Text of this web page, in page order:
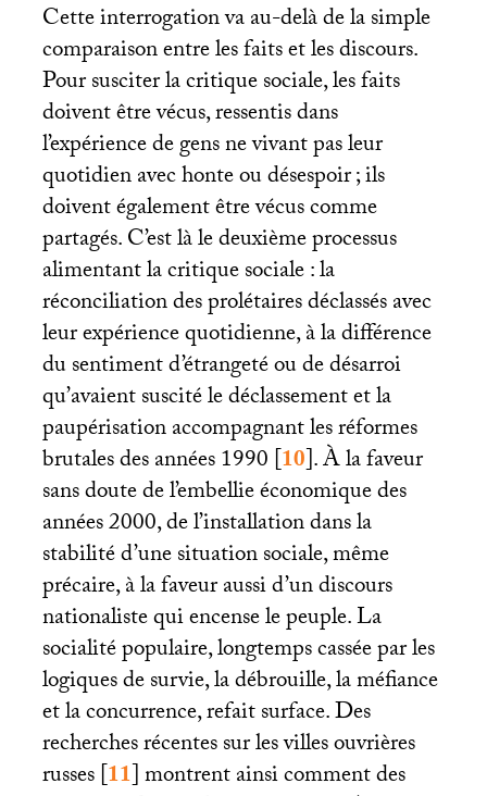
Cette interrogation va au-delà de la simple
comparaison entre les faits et les discours.
Pour susciter la critique sociale, les faits
doivent être vécus, ressentis dans
l’expérience de gens ne vivant pas leur
quotidien avec honte ou désespoir; ils
doivent également être vécus comme
partagés. C’est là le deuxième processus
alimentant la critique sociale : la
réconciliation des prolétaires déclassés avec
leur expérience quotidienne, à la différence
du sentiment d’étrangeté ou de désarroi
qu’avaient suscité le déclassement et la
paupérisation accompagnant les réformes
brutales des années 1990[10]. À la faveur
sans doute de l’embellie économique des
années 2000, de l’installation dans la
stabilité d’une situation sociale, même
précaire, à la faveur aussi d’un discours
nationaliste qui encense le peuple. La
socialité populaire, longtemps cassée par les
logiques de survie, la débrouille, la méfiance
et la concurrence, refait surface. Des
recherches récentes sur les villes ouvrières
russes[11]montrent ainsi comment des